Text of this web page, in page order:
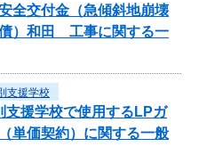
全交付金（急傾斜地崩壊
）和田 工事に関する一
支援学校
支援学校で使用するLPガ
単価契約）に関する一般